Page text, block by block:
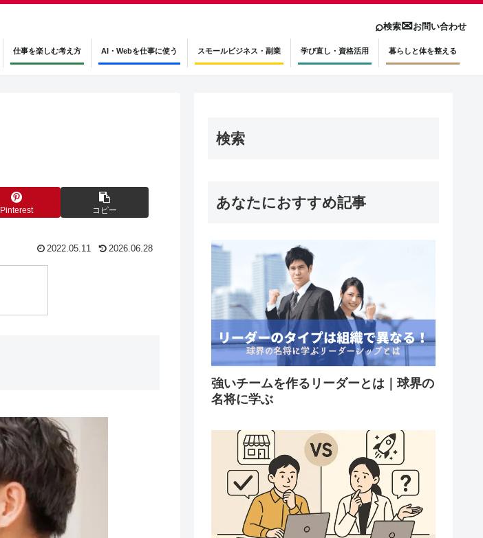
⌕検索✉お問い合わせ
仕事を楽しむ考え方 AI・Webを仕事に使う スモールビジネス・副業 学び直し・資格活用 暮らしと体を整える
Pinterest コピー
2022.05.11 2026.06.28
検索
あなたにおすすめ記事
強いチームを作るリーダーとは｜球界の
名将に学ぶ